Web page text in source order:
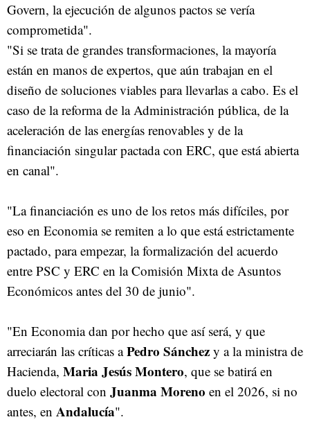
Govern, la ejecución de algunos pactos se vería
comprometida".
"Si se trata de grandes transformaciones, la mayoría
están en manos de expertos, que aún trabajan en el
diseño de soluciones viables para llevarlas a cabo. Es el
caso de la reforma de la Administración pública, de la
aceleración de las energías renovables y de la
financiación singular pactada con ERC, que está abierta
en canal".
"La financiación es uno de los retos más difíciles, por
eso en Economia se remiten a lo que está estrictamente
pactado, para empezar, la formalización del acuerdo
entre PSC y ERC en la Comisión Mixta de Asuntos
Económicos antes del 30 de junio".
"En Economia dan por hecho que así será, y que
arreciarán las críticas aPedro Sánchez y a la ministra de
Hacienda, Maria Jesús Montero, que se batirá en
duelo electoral con Juanma Moreno en el 2026, si no
antes, en Andalucía".